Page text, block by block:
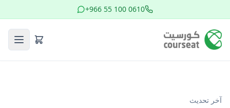
+966 55 100 0610
آخر تحديث